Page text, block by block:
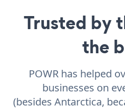
Trusted by
the
POWR has helped
businesses on
(besides Antarctica,